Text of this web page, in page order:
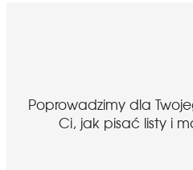
Poprowadzimy dla
Ci, jak pisać listy i